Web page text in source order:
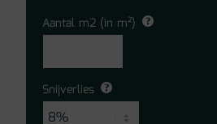
Aantal m2 (in m²)
Snijverlies